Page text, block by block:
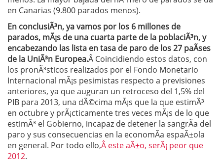
en Canarias (9.800 parados menos).
En conclusiÃ³n, ya vamos por los 6 millones de
parados, mÃ¡s de una cuarta parte de la poblaciÃ³n, y
encabezando las lista en tasa de paro de los 27 paÃ­ses
de la UniÃ³n Europea.Â Coincidiendo estos datos, con
los pronÃ³sticos realizados por el Fondo Monetario
Internacional mÃ¡s pesimistas respecto a previsiones
anteriores, ya que auguran un retroceso del 1,5% del
PIB para 2013, una dÃ©cima mÃ¡s que la que estimÃ³
en octubre y prÃ¡cticamente tres veces mÃ¡s de lo que
estimÃ³ el Gobierno, incapaz de detener la sangrÃ­a del
paro y sus consecuencias en la economÃ­a espaÃ±ola
en general. Por todo ello,Â este aÃ±o, serÃ¡ peor que
2012.